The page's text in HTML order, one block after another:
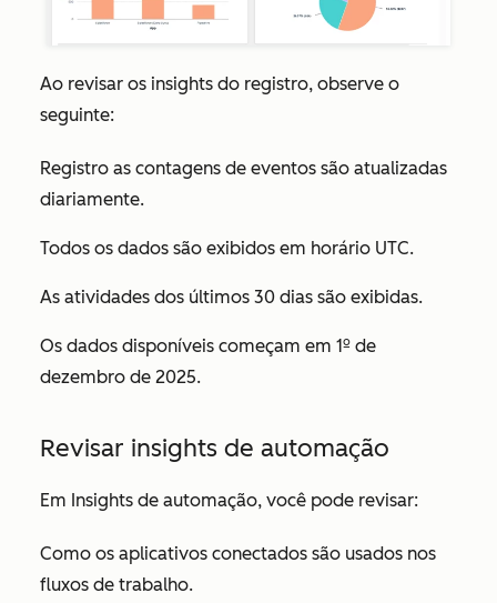
Ao revisar os insights do registro, observe o
seguinte:
Registro as contagens de eventos são atualizadas
diariamente.
Todos os dados são exibidos em horário UTC.
As atividades dos últimos 30 dias são exibidas.
Os dados disponíveis começam em 1º de
dezembro de 2025.
Revisar insights de automação
Em Insights de automação, você pode revisar:
Como os aplicativos conectados são usados nos
fluxos de trabalho.